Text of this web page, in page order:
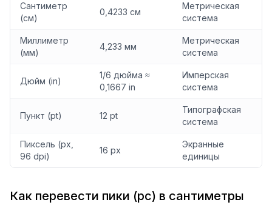
Сантиметр
(см)
0,4233 см
Метрическая
система
Миллиметр
(мм)
4,233 мм
Метрическая
система
Дюйм (in)
1/6 дюйма ≈
0,1667 in
Имперская
система
Пункт (pt) 12 pt
Типографская
система
Пиксель (px,
96 dpi)
16 px
Экранные
единицы
Как перевести пики (pc) в сантиметры